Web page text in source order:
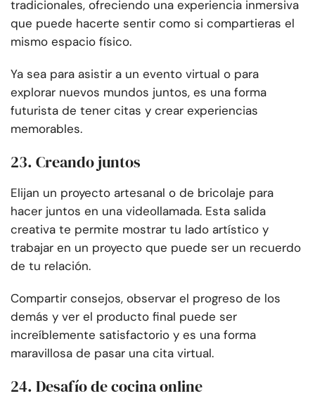
tradicionales, ofreciendo una experiencia inmersiva
que puede hacerte sentir como si compartieras el
mismo espacio físico.
Ya sea para asistir a un evento virtual o para
explorar nuevos mundos juntos, es una forma
futurista de tener citas y crear experiencias
memorables.
23. Creando juntos
Elijan un proyecto artesanal o de bricolaje para
hacer juntos en una videollamada. Esta salida
creativa te permite mostrar tu lado artístico y
trabajar en un proyecto que puede ser un recuerdo
de tu relación.
Compartir consejos, observar el progreso de los
demás y ver el producto final puede ser
increíblemente satisfactorio y es una forma
maravillosa de pasar una cita virtual.
24. Desafío de cocina online